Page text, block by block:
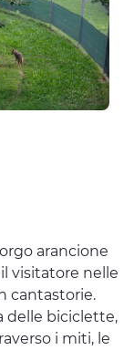
arancione
visitatore nelle
cantastorie.
delle biciclette,
i miti, le